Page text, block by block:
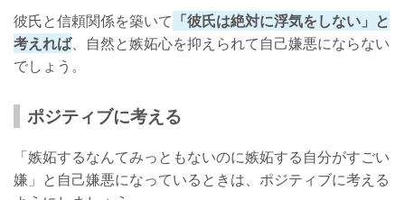
彼氏と信頼関係を築いて 「彼氏は絶対に浮気をしない」と
考えれば、自然と嫉妬心を抑えられて自己嫌悪にならない
でしょう。
ポジティブに考える
「嫉妬するなんてみっともないのに嫉妬する自分がすごい
嫌」と自己嫌悪になっているときは、ポジティブに考える